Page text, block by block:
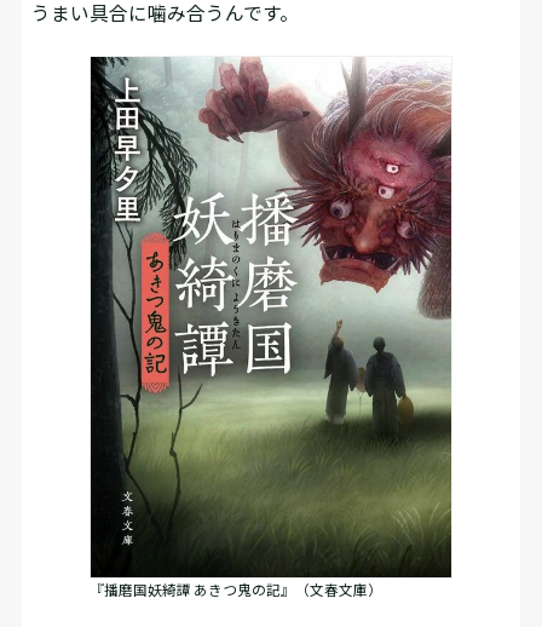
うまい具合に噛み合うんです。
『播磨国妖綺譚 あきつ鬼の記』（文春文庫）